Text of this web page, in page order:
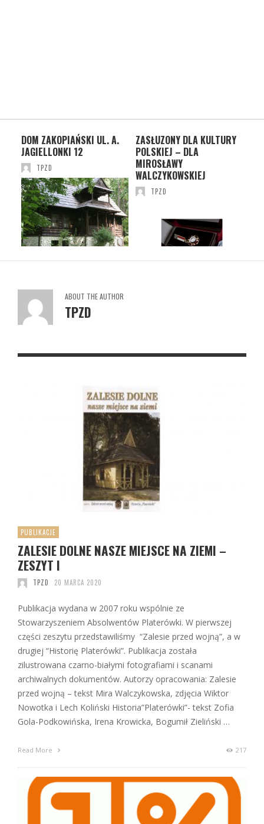
DOM ZAKOPIAŃSKI UL. A.
JAGIELLONKI 12
TPZD
ZASŁUZONY DLA KULTURY
POLSKIEJ – DLA
MIROSŁAWY
WALCZYKOWSKIEJ
TPZD
ABOUT THE AUTHOR
TPZD
PUBLIKACJE
ZALESIE DOLNE NASZE MIEJSCE NA ZIEMI –
ZESZYT I
TPZD 20 MARCA 2020
Publikacja wydana w 2007 roku wspólnie ze
Stowarzyszeniem Absolwentów Platerówki. W pierwszej
części zeszytu przedstawiliśmy “Zalesie przed wojną”, a w
drugiej “Historię Platerówki”. Publikacja została
zilustrowana czarno-białymi fotografiami i scanami
archiwalnych dokumentów. Autorzy opracowania: Zalesie
przed wojną – tekst Mira Walczykowska, zdjęcia Wiktor
Nowotka i Lech Koliński Historia”Platerówki”- tekst Zofia
Gola-Podkowińska, Irena Krowicka, Bogumił Zieliński …
Read More 217